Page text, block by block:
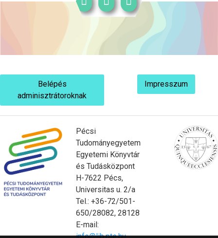
Belépés
adminisztrátoroknak
Impresszum
Pécsi
Tudományegyetem
Egyetemi Könyvtár
és Tudásközpont
H-7622 Pécs,
Universitas u. 2/a
Tel.: +36-72/501-
650/28082, 28128
E-mail:
info@lib.pte.hu